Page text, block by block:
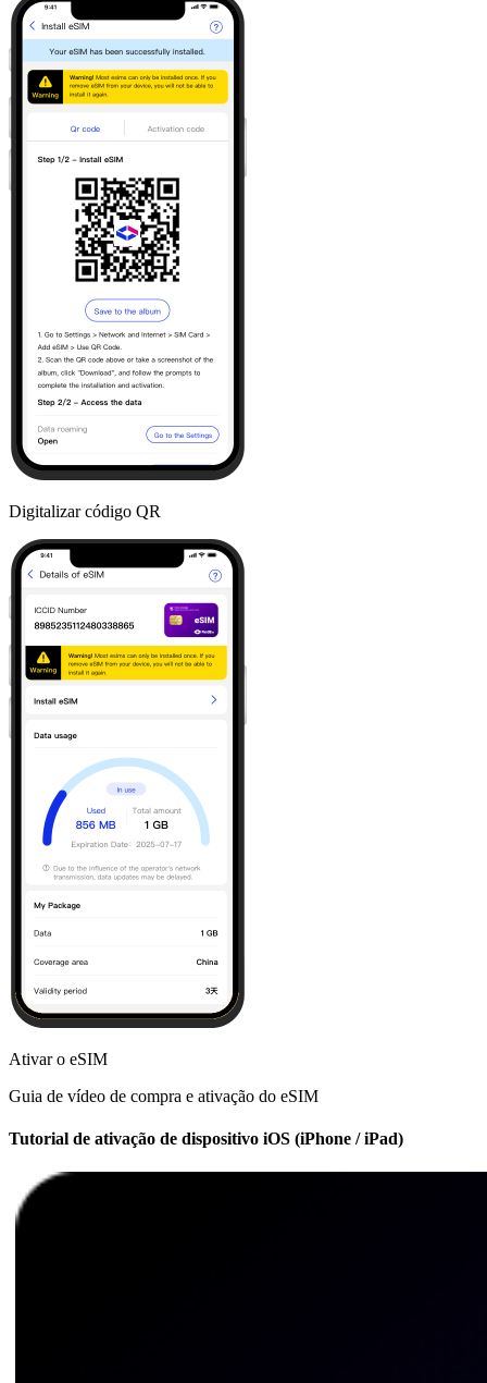
Digitalizar código QR
Ativar o eSIM
Guia de vídeo de compra e ativação do eSIM
Tutorial de ativação de dispositivo iOS (iPhone / iPad)